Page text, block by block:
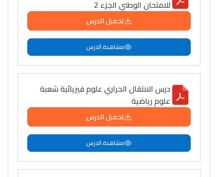
للامتحان الوطني الجزء 2
تحميل الدرس
مشاهدة الدرس
درس الانتقال الحراري علوم فيزيائية شعبة
علوم رياضية
تحميل الدرس
مشاهدة الدرس